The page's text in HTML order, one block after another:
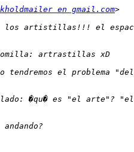
en gmail.com